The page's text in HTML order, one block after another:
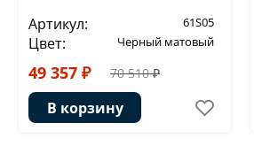
Артикул: 61S05
Цвет: Черный матовый
49 357 ₽ 70 510 ₽
В корзину